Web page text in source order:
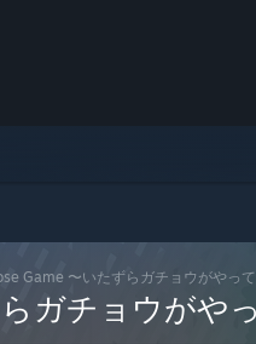
Game 〜いたずらガチョウがやっ
ガチョウがや